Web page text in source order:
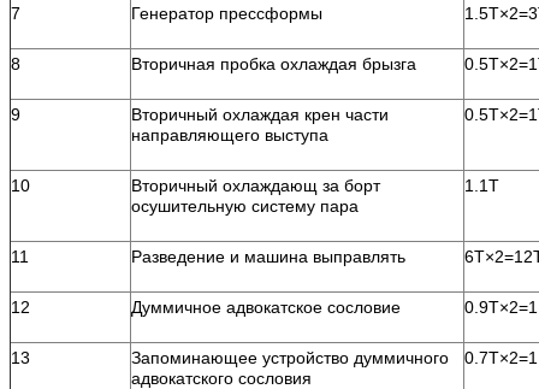
7 Генератор прессформы
8 Вторичная пробка охлаждая брызга
9
Вторичный охлаждая крен части
направляющего выступа
10
Вторичный охлаждающ за борт
осушительную систему пара
1.1T
11 Разведение и машина выправлять
12 Думмичное адвокатское сословие
13
Запоминающее устройство думмичного
адвокатского сословия